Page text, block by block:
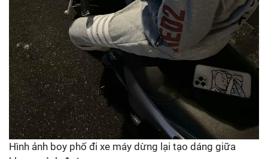
Hình ảnh boy phố đi xe máy dừng lại tạo dáng giữa